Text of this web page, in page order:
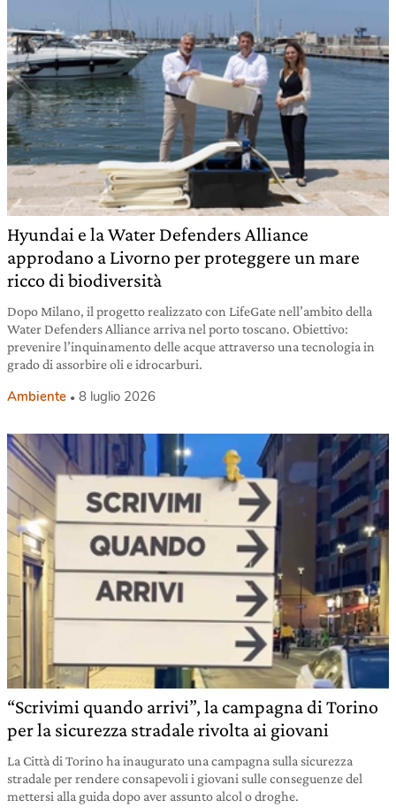
Hyundai e la Water Defenders Alliance
approdano a Livorno per proteggere un mare
ricco di biodiversità
Dopo Milano, il progetto realizzato con LifeGate nell’ambito della
Water Defenders Alliance arriva nel porto toscano. Obiettivo:
prevenire l’inquinamento delle acque attraverso una tecnologia in
grado di assorbire oli e idrocarburi.
Ambiente 8 luglio 2026
“Scrivimi quando arrivi”, la campagna di Torino
per la sicurezza stradale rivolta ai giovani
La Città di Torino ha inaugurato una campagna sulla sicurezza
stradale per rendere consapevoli i giovani sulle conseguenze del
mettersi alla guida dopo aver assunto alcol o droghe.